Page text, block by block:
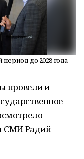
до 2028 года
провели и
СМИ Радий